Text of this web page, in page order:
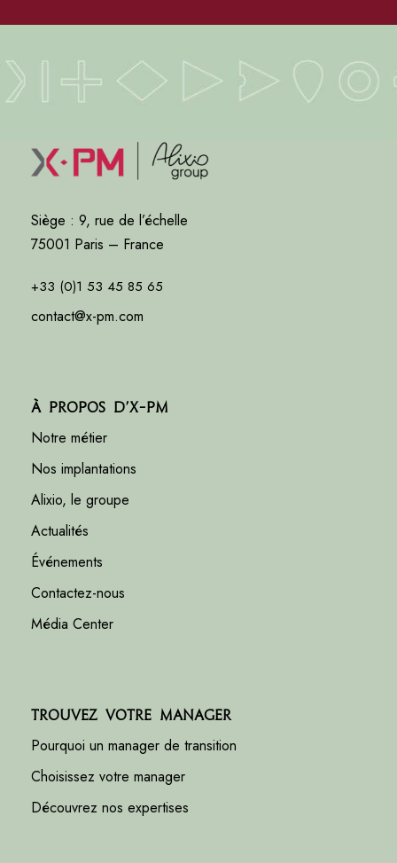
Siège : 9, rue de l’échelle
75001 Paris – France
+33 (0)1 53 45 85 65
contact@x-pm.com
À propos d’X-PM
Notre métier
Nos implantations
Alixio, le groupe
Actualités
Événements
Contactez-nous
Média Center
Trouvez votre manager
Pourquoi un manager de transition
Choisissez votre manager
Découvrez nos expertises